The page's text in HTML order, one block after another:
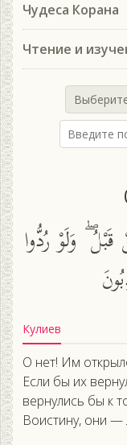
Чудеса Корана
Чтение и
وَلَوْ رُدُّوا
Кулиев
О нет! Им
Если бы их
вернулись бы к
Воистину, они —